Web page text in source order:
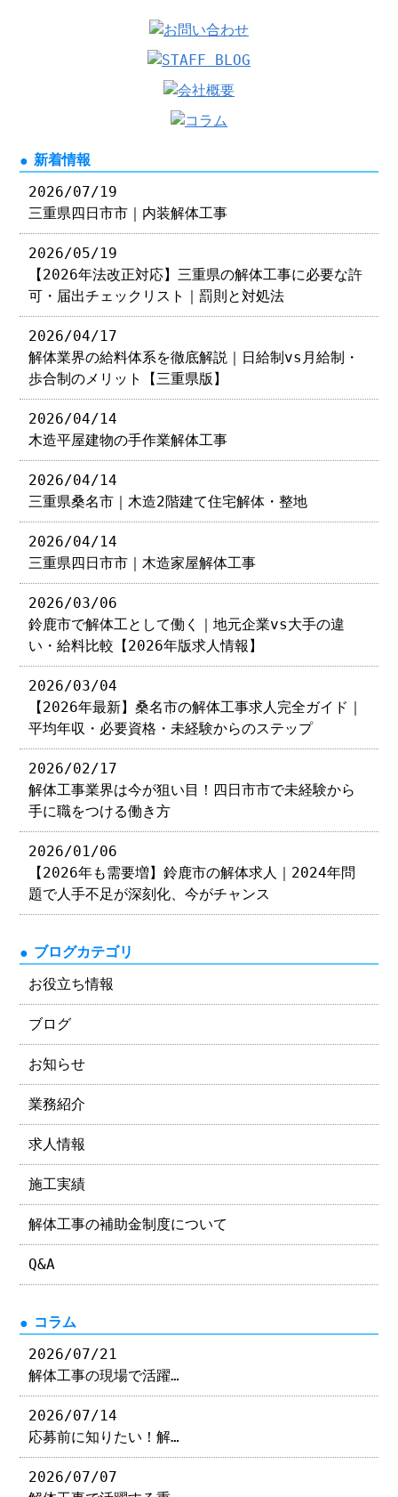
新着情報
2026/07/19
三重県四日市市｜内装解体工事
2026/05/19
【2026年法改正対応】三重県の解体工事に必要な許
可・届出チェックリスト｜罰則と対処法
2026/04/17
解体業界の給料体系を徹底解説｜日給制vs月給制・
歩合制のメリット【三重県版】
2026/04/14
木造平屋建物の手作業解体工事
2026/04/14
三重県桑名市｜木造2階建て住宅解体・整地
2026/04/14
三重県四日市市｜木造家屋解体工事
2026/03/06
鈴鹿市で解体工として働く｜地元企業vs大手の違
い・給料比較【2026年版求人情報】
2026/03/04
【2026年最新】桑名市の解体工事求人完全ガイド｜
平均年収・必要資格・未経験からのステップ
2026/02/17
解体工事業界は今が狙い目！四日市市で未経験から
手に職をつける働き方
2026/01/06
【2026年も需要増】鈴鹿市の解体求人｜2024年問
題で人手不足が深刻化、今がチャンス
ブログカテゴリ
お役立ち情報
ブログ
お知らせ
業務紹介
求人情報
施工実績
解体工事の補助金制度について
Q&A
コラム
2026/07/21
解体工事の現場で活躍…
2026/07/14
応募前に知りたい！解…
2026/07/07